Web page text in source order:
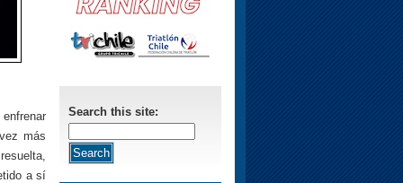
más
a sí
Search this site: